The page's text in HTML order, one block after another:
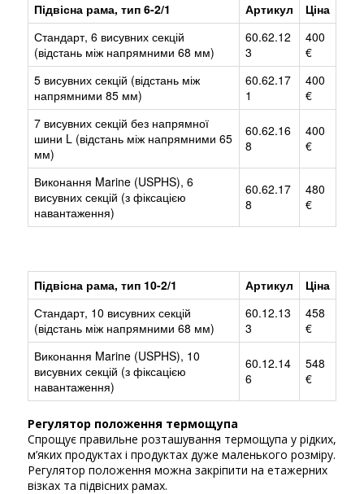
Підвісна рама, тип 6-2/1 Артикул
Ціна
Стандарт, 6 висувних секцій
(відстань між напрямними 68 мм)
60.62.12
3
400
€
5 висувних секцій (відстань між
напрямними 85 мм)
60.62.17
1
400
€
7 висувних секцій без напрямної
шини L (відстань між напрямними 65
мм)
60.62.16
8
400
€
Виконання Marine (USPHS), 6
висувних секцій (з фіксацією
навантаження)
60.62.17
8
480
€
Підвісна рама, тип 10-2/1 Артикул
Ціна
Стандарт, 10 висувних секцій
(відстань між напрямними 68 мм)
60.12.13
3
458
€
Виконання Marine (USPHS), 10
висувних секцій (з фіксацією
навантаження)
60.12.14
6
548
€
Регулятор положення термощупа
Спрощує правильне розташування термощупа у рідких,
м’яких продуктах і продуктах дуже маленького розміру.
Регулятор положення можна закріпити на етажерних
візках та підвісних рамах.